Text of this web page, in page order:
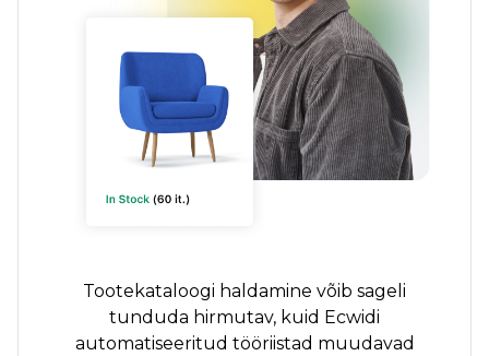
Tootekataloogi haldamine võib sageli
tunduda hirmutav, kuid Ecwidi
automatiseeritud tööriistad muudavad